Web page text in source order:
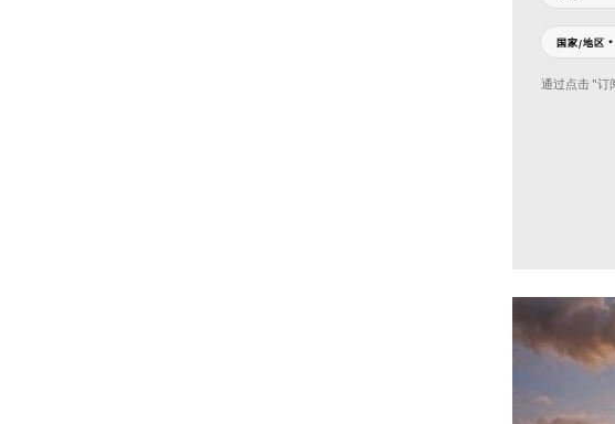
国家/地区 *
通过点击 "订